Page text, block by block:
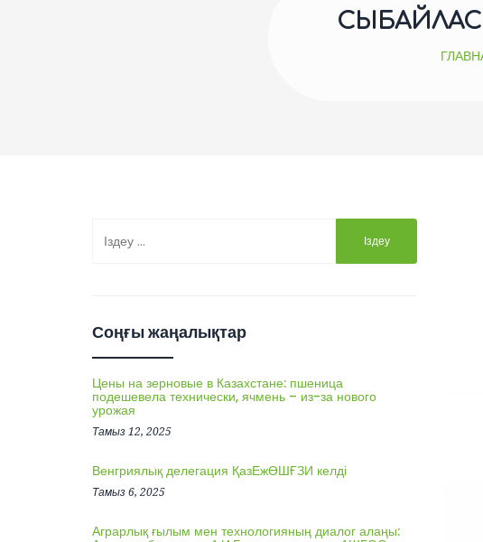
Соңғы жаңалықтар
Цены на зерновые в Казахстане: пшеница
подешевела технически, ячмень – из-за нового
урожая
Тамыз 12, 2025
Венгриялық делегация ҚазЕжӨШҒЗИ келді
Тамыз 6, 2025
Аграрлық ғылым мен технологияның диалог алаңы: